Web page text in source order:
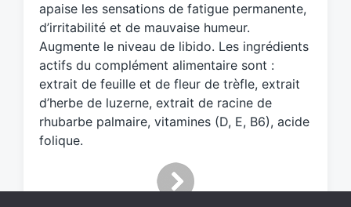
apaise les sensations de fatigue permanente,
d’irritabilité et de mauvaise humeur.
Augmente le niveau de libido. Les ingrédients
actifs du complément alimentaire sont :
extrait de feuille et de fleur de trèfle, extrait
d’herbe de luzerne, extrait de racine de
rhubarbe palmaire, vitamines (D, E, B6), acide
folique.